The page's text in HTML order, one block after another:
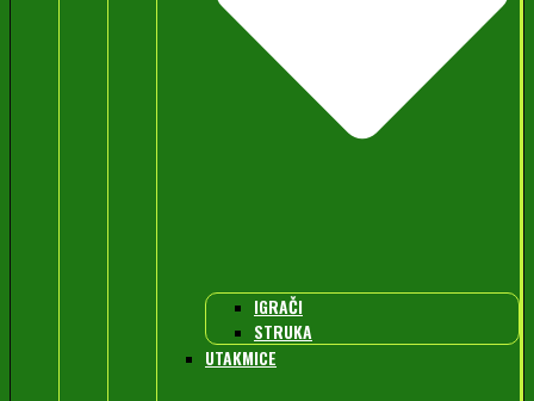
IGRAČI
STRUKA
UTAKMICE